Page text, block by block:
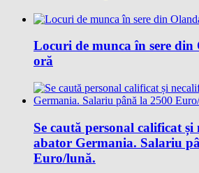
Locuri de munca în sere din
oră
Se caută personal calificat
abator Germania. Salariu
Euro/lună.